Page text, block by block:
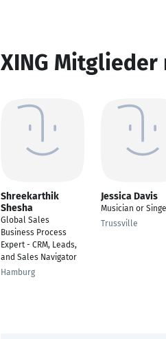
XING
Shreekarthik
Shesha
Global Sales
Business Process
Expert - CRM, Leads,
and Sales Navigator
Hamburg
Jessica Davis
Musician or
Trussville